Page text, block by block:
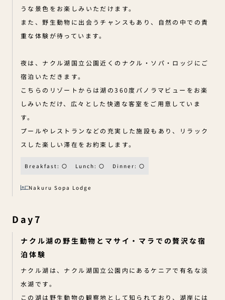
うな景色をお楽しみいただけます。
また、野生動物に出会うチャンスもあり、自然の中での貴
重な体験が待っています。
夜は、ナクル湖国立公園近くのナクル・ソパ・ロッジにご
宿泊いただきます。
こちらのリゾートからは湖の360度パノラマビューをお楽
しみいただけ、広々とした快適な客室をご用意していま
す。
プールやレストランなどの充実した施設もあり、リラック
スした楽しい滞在をお約束します。
Breakfast: 〇 Lunch: 〇 Dinner: 〇
Nakuru Sopa Lodge
Day7
ナクル湖の野生動物とマサイ・マラでの贅沢な宿
泊体験
ナクル湖は、ナクル湖国立公園内にあるケニアで有名な淡
水湖です。
この湖は野生動物の観察地として知られており、湖岸には